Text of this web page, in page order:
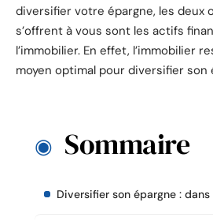
diversifier votre épargne, les deux
s’offrent à vous sont les actifs
l’immobilier. En effet, l’immobilier
moyen optimal pour diversifier son
Sommaire
Diversifier son épargne :